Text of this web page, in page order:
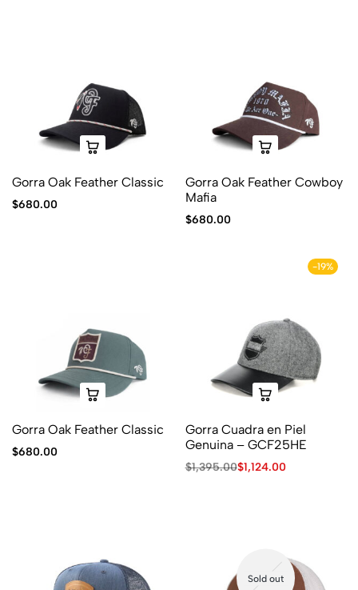
Gorra Oak Feather Classic
$680.00
Gorra Oak Feather Cowboy
Mafia
$680.00
Gorra Oak Feather Classic
$680.00
-19%
Gorra Cuadra en Piel
Genuina – GCF25HE
$1,395.00$1,124.00
Sold out